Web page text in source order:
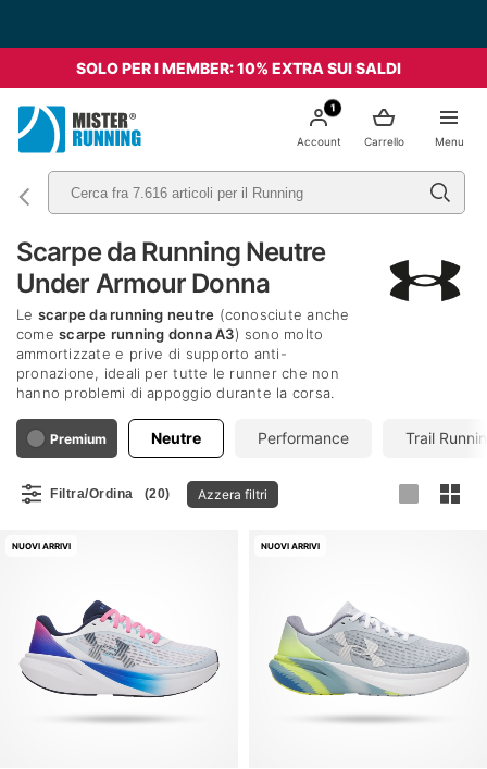
SOLO PER I MEMBER: 10% EXTRA SUI SALDI
Menu
Carrello
1
Account
Scarpe da Running Neutre
Under Armour Donna
Le scarpe da running neutre (conosciute anche
comescarpe running donna A3) sono molto
ammortizzate e prive di supporto anti-
pronazione, ideali per tutte le runner che non
hanno problemi di appoggio durante la corsa.
Premium Neutre Performance Trail
Filtra/Ordina (20) Azzera filtri
NUOVI ARRIVI NUOVI ARRIVI